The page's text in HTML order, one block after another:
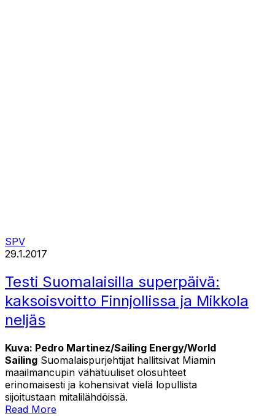
SPV
29.1.2017
Testi Suomalaisilla superpäivä:
kaksoisvoitto Finnjollissa ja Mikkola
neljäs
Kuva: Pedro Martinez/Sailing Energy/World
Sailing Suomalaispurjehtijat hallitsivat Miamin
maailmancupin vähätuuliset olosuhteet
erinomaisesti ja kohensivat vielä lopullista
sijoitustaan mitalilähdöissä.
Read More